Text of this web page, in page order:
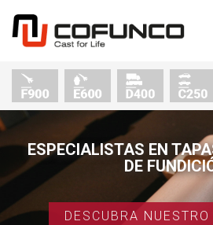
ESPECIALISTAS EN
DE
DESCUBRA NUESTRO